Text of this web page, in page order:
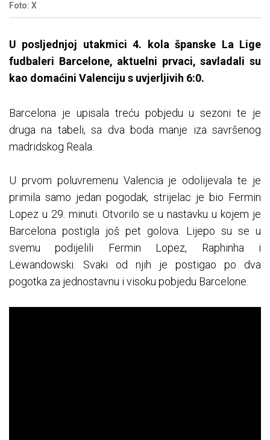
Foto: X
U posljednjoj utakmici 4. kola španske La Lige
fudbaleri Barcelone, aktuelni prvaci, savladali su
kao domaćini Valenciju s uvjerljivih 6:0.
Barcelona je upisala treću pobjedu u sezoni te je
druga na tabeli, sa dva boda manje iza savršenog
madridskog Reala.
U prvom poluvremenu Valencia je odolijevala te je
primila samo jedan pogodak, strijelac je bio Fermin
Lopez u 29. minuti. Otvorilo se u nastavku u kojem je
Barcelona postigla još pet golova. Lijepo su se u
svemu podijelili Fermin Lopez, Raphinha i
Lewandowski. Svaki od njih je postigao po dva
pogotka za jednostavnu i visoku pobjedu Barcelone.